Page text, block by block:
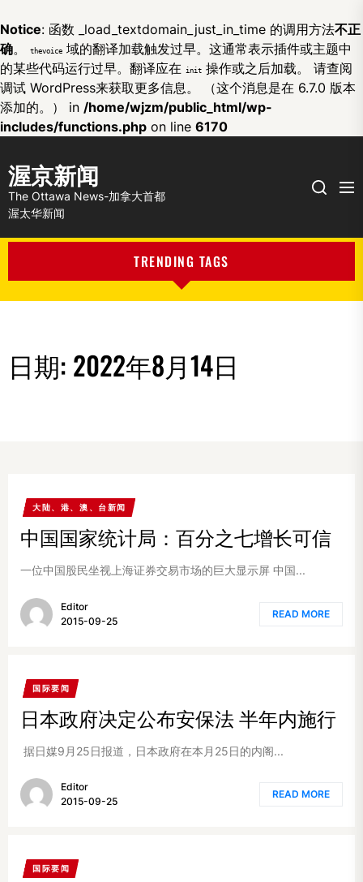
Notice: 函数 _load_textdomain_just_in_time 的调用方法不正
确。 thevoice 域的翻译加载触发过早。这通常表示插件或主题中
的某些代码运行过早。翻译应在
init 操作或之后加载。 请查阅
调试 WordPress来获取更多信息。 （这个消息是在 6.7.0 版本
添加的。） in /home/wjzm/public_html/wp-
includes/functions.php on line 6170
渥京新闻
The Ottawa News-加拿大首都
渥太华新闻
Search
TRENDING TAGS
日期: 2022年8月14日
大陆、港、澳、台新闻
中国国家统计局：百分之七增长可信
一位中国股民坐视上海证券交易市场的巨大显示屏 中国...
Editor
2015-09-25
READ MORE
国际要闻
日本政府决定公布安保法 半年内施行
据日媒9月25日报道，日本政府在本月25日的内阁...
Editor
2015-09-25
READ MORE
国际要闻